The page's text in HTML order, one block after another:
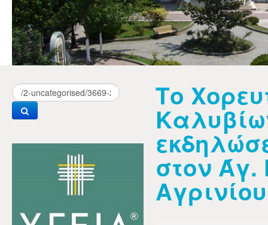
Το
στον Άγ.
Αγρινίου